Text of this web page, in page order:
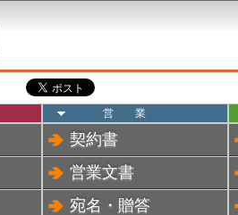
営業
契約書
営業文書
宛名・贈答